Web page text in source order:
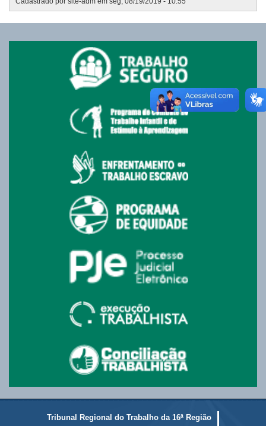
Tribunal Regional do Trabalho da 16ª Região